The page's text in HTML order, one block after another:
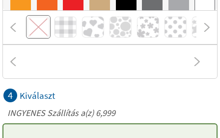
4 Kiválaszt
INGYENES Szállítás a(z) 6,999